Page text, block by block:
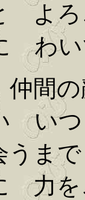
よろ
わい
間の
いつ
まで
力を